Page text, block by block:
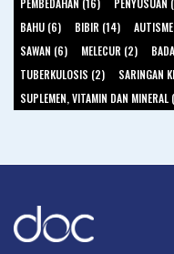
PEMBEDAHAN (16)
PENYUSUAN
BAHU (6)
BIBIR (14)
SAWAN (6)
MELECUR (2)
TUBERKULOSIS (2)
SARINGAN
SUPLEMEN, VITAMIN DAN